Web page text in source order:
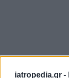
iatropedia.gr -